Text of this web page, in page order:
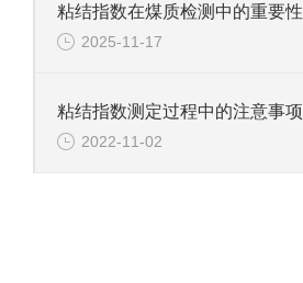
粘结指数在煤质检测中的重要性
2025-11-17
粘结指数测定过程中的注意事项
2022-11-02